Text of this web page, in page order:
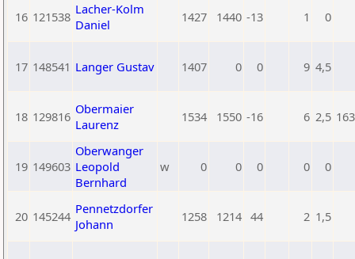
16 121538 Lacher-Kolm
Daniel
1427 1440 -13 1 0
17 148541 Langer Gustav 1407 0 0 9 4,5
18 129816 Obermaier
Laurenz
1534 1550 -16 6 2,5
19 149603
Oberwanger
Leopold
Bernhard
w 0 0 0 0 0
20 145244 Pennetzdorfer
Johann
1258 1214 44 2 1,5